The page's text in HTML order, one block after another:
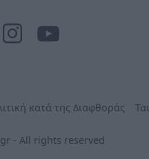
κατά της Διαφθοράς
- All rights reserved